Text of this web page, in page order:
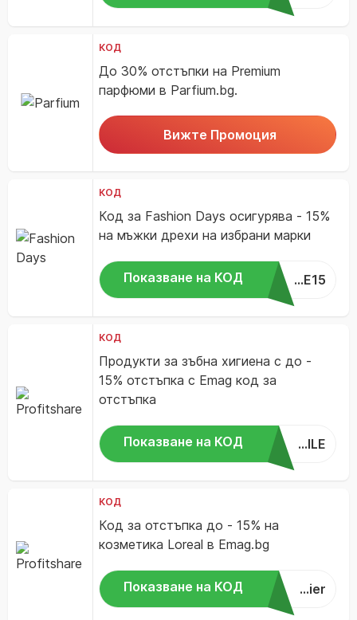
КОД
До 30% отстъпки на Premium
парфюми в Parfium.bg.
Вижте Промоция
КОД
Код за Fashion Days осигурява - 15%
на мъжки дрехи на избрани марки
Показване на КОД ...E15
КОД
Продукти за зъбна хигиена с до -
15% отстъпка с Emag код за
отстъпка
Показване на КОД ...ILE
КОД
Код за отстъпка до - 15% на
козметика Loreal в Emag.bg
Показване на КОД ...ier